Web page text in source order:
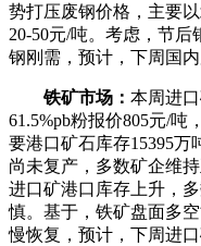
势打压废钢价格，主要
20-50元/吨。考虑，节
钢刚需，预计，下周国
铁矿市场： 本周进
61.5%pb粉报价805元/吨
要港口矿石库存15395万
尚未复产，多数矿企维
进口矿港口库存上升，
慎。基于，铁矿盘面多
慢恢复，预计，下周进